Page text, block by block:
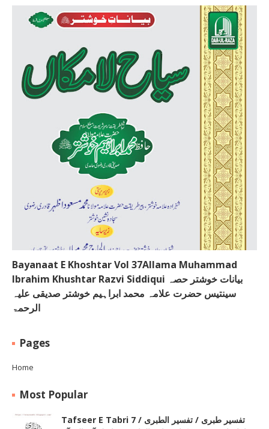
Bayanaat E Khoshtar Vol 37Allama Muhammad
Ibrahim Khushtar Razvi Siddiqui بیانات خوشتر حصہ
سینتیس حضرت علامہ محمد ابراہیم خوشتر صدیقی علیہ
الرحمۃ
Pages
Home
Most Popular
Tafseer E Tabri 7 / تفسیر طبری / تفسیر الطبری